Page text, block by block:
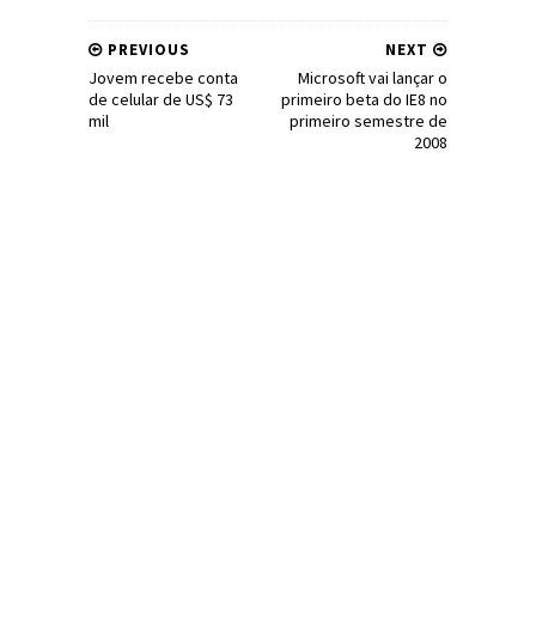
NEXT
Microsoft vai lançar o
primeiro beta do IE8 no
primeiro semestre de
2008
PREVIOUS
Jovem recebe conta
de celular de US$ 73
mil